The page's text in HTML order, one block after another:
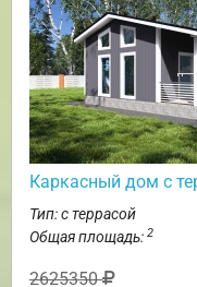
Каркасный дом с
Тип: с террасой
Общая площадь: 2
2625350